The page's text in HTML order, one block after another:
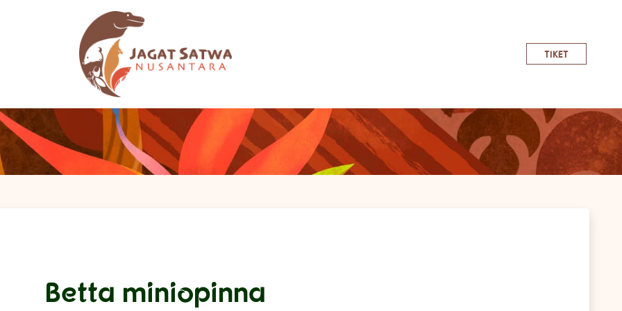
TIKET
Betta miniopinna